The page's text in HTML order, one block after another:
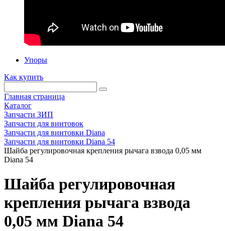
Упоры
Как купить
Главная страница
Каталог
Запчасти ЗИП
Запчасти для винтовок
Запчасти для винтовки Diana
Запчасти для винтовки Diana 54
Шайба регулировочная крепления рычага взвода 0,05 мм
Diana 54
Шайба регулировочная
крепления рычага взвода
0,05 мм Diana 54